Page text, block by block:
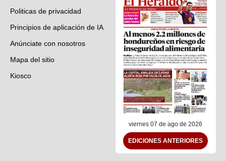
Politicas de privacidad
Principios de aplicación de IA
Anúnciate con nosotros
Mapa del sitio
Kiosco
viernes 07 de ago de 2026
EDICIONES ANTERIORES